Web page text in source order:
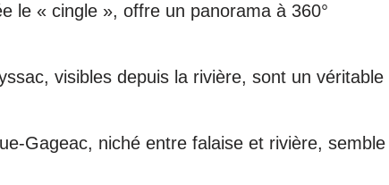
le « cingle », offre un panorama à 360°
visibles depuis la rivière, sont un véritable
Gageac, niché entre falaise et rivière, semble